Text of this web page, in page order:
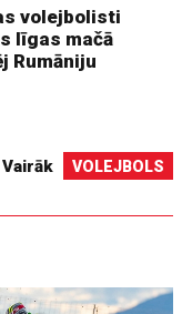
volejbolisti
līgas mačā
Rumāniju
Vairāk VOLEJBOLS